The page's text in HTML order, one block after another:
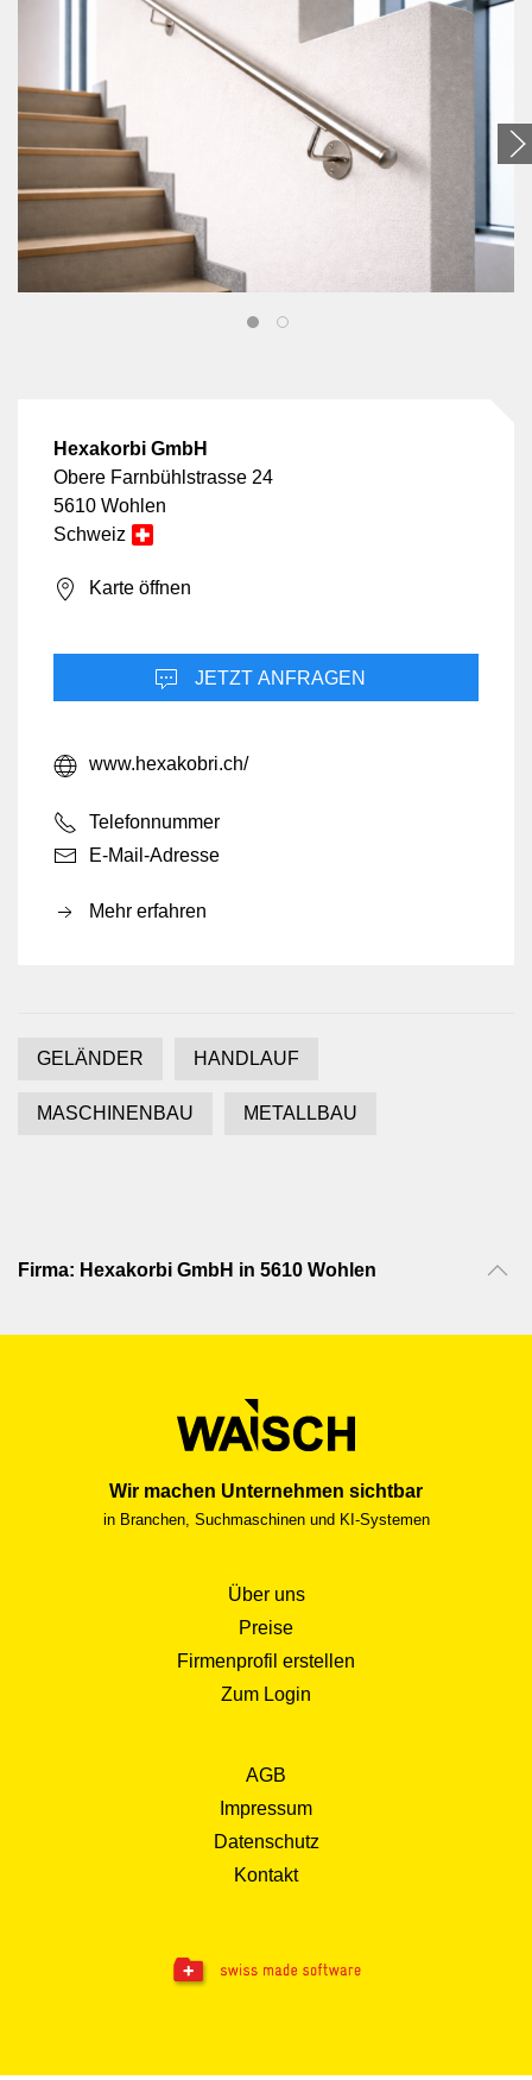
Hexakorbi GmbH
Obere Farnbühlstrasse 24
5610 Wohlen
Schweiz
Karte öffnen
JETZT ANFRAGEN
www.hexakobri.ch/
Telefonnummer
E-Mail-Adresse
Mehr erfahren
GELÄNDER HANDLAUF
MASCHINENBAU METALLBAU
Firma: Hexakorbi GmbH in 5610 Wohlen
Wir machen Unternehmen sichtbar
in Branchen, Suchmaschinen und KI-Systemen
Über uns
Preise
Firmenprofil erstellen
Zum Login
AGB
Impressum
Datenschutz
Kontakt